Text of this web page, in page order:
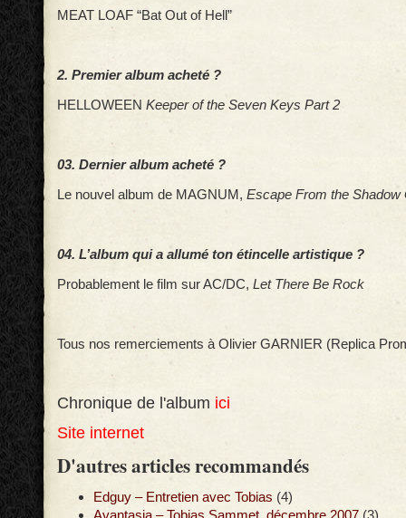
MEAT LOAF “Bat Out of Hell”
2. Premier album acheté ?
HELLOWEEN Keeper of the Seven Keys Part 2
03. Dernier album acheté ?
Le nouvel album de MAGNUM, Escape From the Shadow
04. L’album qui a allumé ton étincelle artistique ?
Probablement le film sur AC/DC, Let There Be Rock
Tous nos remerciements à Olivier GARNIER (Replica
Chronique de l'album ici
Site internet
D'autres articles recommandés
Edguy – Entretien avec Tobias (4)
Avantasia – Tobias Sammet, décembre 2007 (3)